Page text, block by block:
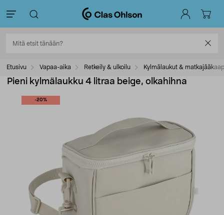
Etusivu Vapaa-aika Retkeily & ulkoilu Kylmälaukut &
Pieni kylmälaukku 4 litraa beige, olkahihna
-20%